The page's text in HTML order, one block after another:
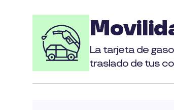
La tarjeta de
traslado de tus